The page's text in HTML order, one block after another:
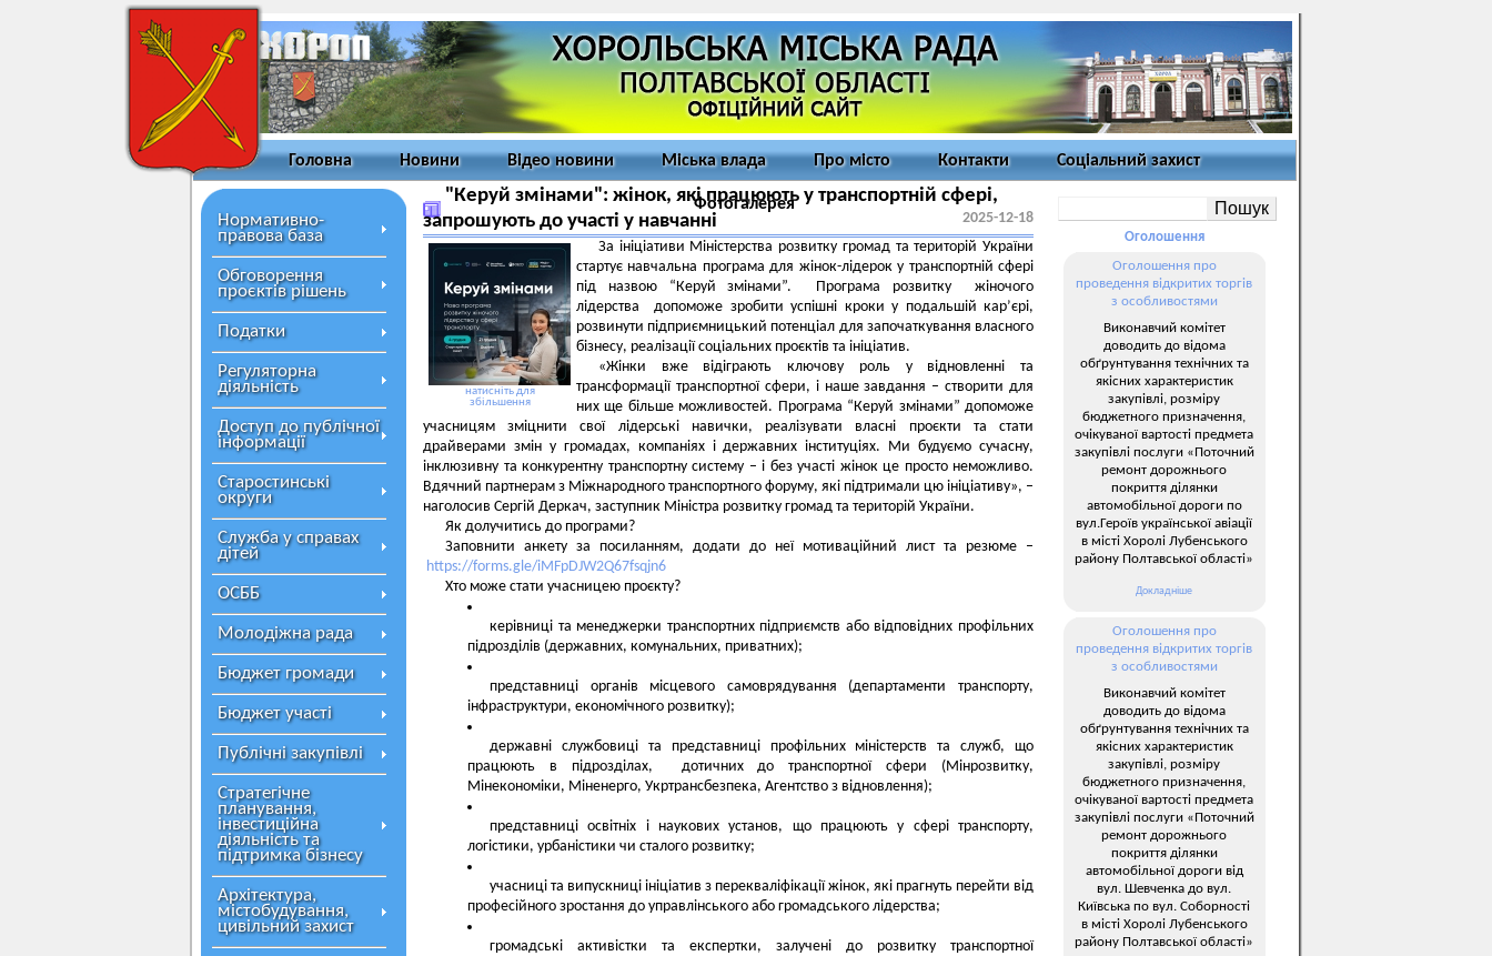
Головна Новини Відео новини Міська влада Про місто Контакти Соціальний захист
Фотогалерея
Нормативно-
правова база
Обговорення
проєктів рішень
Податки
Регуляторна
діяльність
Доступ до публічної
інформації
Старостинські
округи
Служба у справах
дітей
ОСББ
Молодіжна рада
Бюджет громади
Бюджет участі
Публічні закупівлі
Стратегічне
планування,
інвестиційна
діяльність та
підтримка бізнесу
Архітектура,
містобудування,
цивільний захист
"Керуй змінами": жінок, які працюють у транспортній сфері,
запрошують до участі у навчанні
2025-12-18
натисніть для
збільшення
За ініціативи Міністерства розвитку громад та територій України
стартує навчальна програма для жінок-лідерок у транспортній сфері
під назвою “Керуй змінами”. Програма розвитку жіночого
лідерства допоможе зробити успішні кроки у подальшій кар’єрі,
розвинути підприємницький потенціал для започаткування власного
бізнесу, реалізації соціальних проєктів та ініціатив.
«Жінки вже відіграють ключову роль у відновленні та
трансформації транспортної сфери, і наше завдання – створити для
них ще більше можливостей. Програма “Керуй змінами” допоможе
учасницям зміцнити свої лідерські навички, реалізувати власні проєкти та стати
драйверами змін у громадах, компаніях і державних інституціях. Ми будуємо сучасну,
інклюзивну та конкурентну транспортну систему – і без участі жінок це просто неможливо.
Вдячний партнерам з Міжнародного транспортного форуму, які підтримали цю ініціативу», –
наголосив Сергій Деркач, заступник Міністра розвитку громад та територій України.
Як долучитись до програми?
Заповнити анкету за посиланням, додати до неї мотиваційний лист та резюме –
https://forms.gle/iMFpDJW2Q67fsqjn6
Хто може стати учасницею проєкту?
керівниці та менеджерки транспортних підприємств або відповідних профільних
підрозділів (державних, комунальних, приватних);
представниці органів місцевого самоврядування (департаменти транспорту,
інфраструктури, економічного розвитку);
державні службовиці та представниці профільних міністерств та служб, що
працюють в підрозділах, дотичних до транспортної сфери (Мінрозвитку,
Мінекономіки, Міненерго, Укртрансбезпека, Агентство з відновлення);
представниці освітніх і наукових установ, що працюють у сфері транспорту,
логістики, урбаністики чи сталого розвитку;
учасниці та випускниці ініціатив з перекваліфікації жінок, які прагнуть перейти від
професійного зростання до управлінського або громадського лідерства;
громадські активістки та експертки, залучені до розвитку транспортної
Оголошення
Оголошення про
проведення відкритих торгів
з особливостями
Виконавчий комітет
доводить до відома
обґрунтування технічних та
якісних характеристик
закупівлі, розміру
бюджетного призначення,
очікуваної вартості предмета
закупівлі послуги «Поточний
ремонт дорожнього
покриття ділянки
автомобільної дороги по
вул.Героїв української авіації
в місті Хоролі Лубенського
району Полтавської області»
Докладніше
Оголошення про
проведення відкритих торгів
з особливостями
Виконавчий комітет
доводить до відома
обґрунтування технічних та
якісних характеристик
закупівлі, розміру
бюджетного призначення,
очікуваної вартості предмета
закупівлі послуги «Поточний
ремонт дорожнього
покриття ділянки
автомобільної дороги від
вул. Шевченка до вул.
Київська по вул. Соборності
в місті Хоролі Лубенського
району Полтавської області»